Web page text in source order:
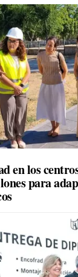
en los
para